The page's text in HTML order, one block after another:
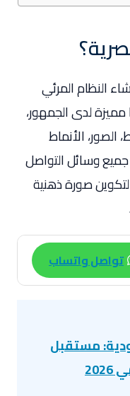
النظام المرئي
مميزة لدى الجمهور،
الصور، الأنماط
وسائل التواصل
صورة ذهنية
تواصل واتساب
مستقبل